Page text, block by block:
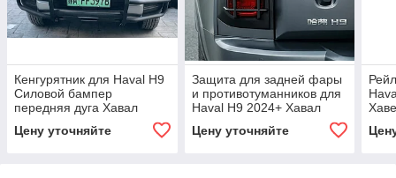
Кенгурятник для Haval H9
Силовой бампер
передняя дуга Хавал
Цену уточняйте
Защита для задней фары
и противотуманников для
Haval H9 2024+ Хавал
Хавейл защитный обвес
Цену уточняйте